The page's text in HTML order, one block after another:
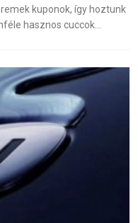
kuponok, így hoztunk
hasznos cuccok…